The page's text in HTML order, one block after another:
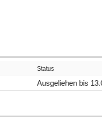
Status
Ausgeliehen bis